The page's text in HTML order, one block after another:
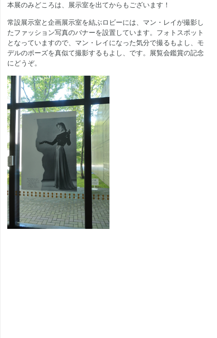
本展のみどころは、展示室を出てからもございます！
常設展示室と企画展示室を結ぶロビーには、マン・レイが撮影し
たファッション写真のバナーを設置しています。フォトスポット
となっていますので、マン・レイになった気分で撮るもよし、モ
デルのポーズを真似て撮影するもよし、です。展覧会鑑賞の記念
にどうぞ。